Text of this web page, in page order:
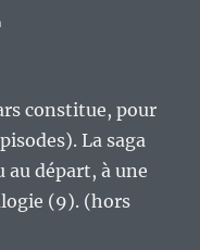
constitue, pour
La saga
départ, à une
(9). (hors